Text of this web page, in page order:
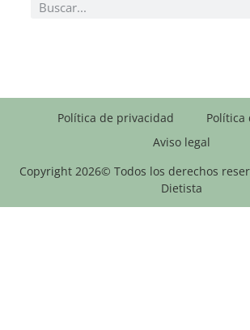
Política de privacidad
Política
Aviso legal
Copyright 2026© Todos los derechos
Dietista